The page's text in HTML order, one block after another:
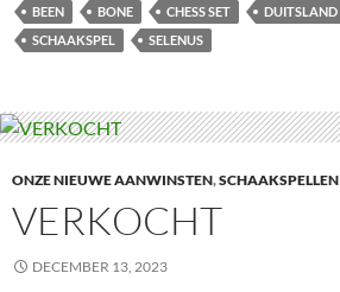
BEEN BONE CHESS SET DUITSLAND
SCHAAKSPEL
SELENUS
ONZE NIEUWE AANWINSTEN,SCHAAKSPELLEN
VERKOCHT
DECEMBER 13, 2023